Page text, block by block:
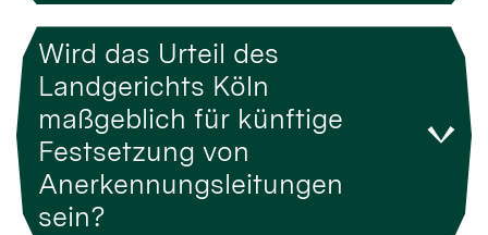
Wird das Urteil des
Landgerichts Köln
maßgeblich für künftige
Festsetzung von
Anerkennungsleitungen
sein?